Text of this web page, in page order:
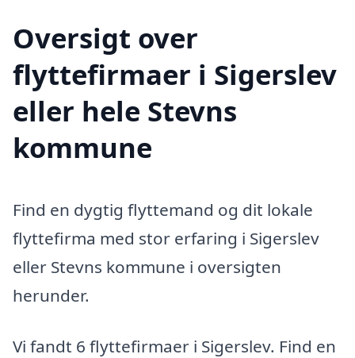
Oversigt over
flyttefirmaer i Sigerslev
eller hele Stevns
kommune
Find en dygtig flyttemand og dit lokale
flyttefirma med stor erfaring i Sigerslev
eller Stevns kommune i oversigten
herunder.
Vi fandt 6 flyttefirmaer i Sigerslev. Find en